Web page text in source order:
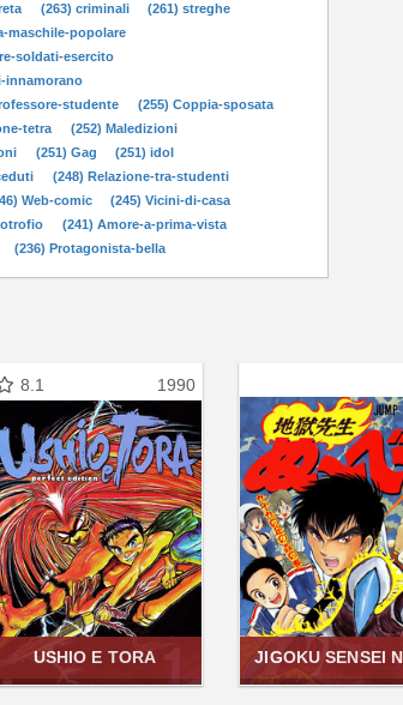
(263) criminali
(261) streghe
maschile-popolare
soldati-esercito
innamorano
studente
(255) Coppia-sposata
tetra
(252) Maledizioni
(251) Gag
(251) idol
(248) Relazione-tra-studenti
Web-comic
(245) Vicini-di-casa
(241) Amore-a-prima-vista
(236) Protagonista-bella
8.1 1990
USHIO E TORA JIGOKU SENSEI